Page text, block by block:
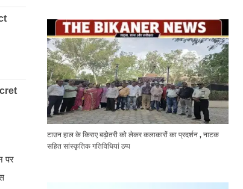
पर
टाउन हाल के किराए बढ़ोतरी को लेकर कलाकारों का प्रदर्शन , नाटक
सहित सांस्कृतिक गतिविधियां ठप्प